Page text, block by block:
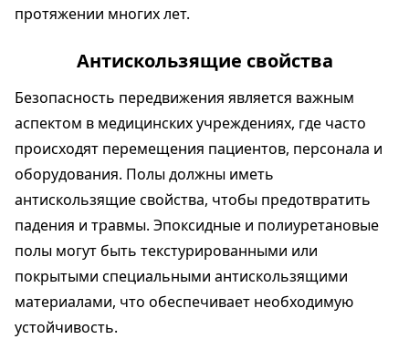
протяжении многих лет.
Антискользящие свойства
Безопасность передвижения является важным
аспектом в медицинских учреждениях, где часто
происходят перемещения пациентов, персонала и
оборудования. Полы должны иметь
антискользящие свойства, чтобы предотвратить
падения и травмы. Эпоксидные и полиуретановые
полы могут быть текстурированными или
покрытыми специальными антискользящими
материалами, что обеспечивает необходимую
устойчивость.